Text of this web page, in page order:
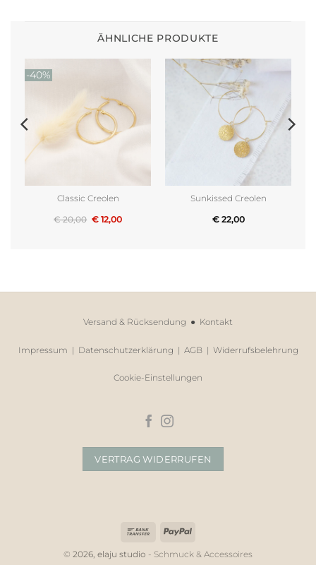
ÄHNLICHE PRODUKTE
-40%
Classic Creolen
€20,00 Ursprünglicher
Preis
€12,00Aktueller
Sunkissed Creolen
€22,00
Versand & Rücksendung ● Kontakt
Impressum | Datenschutzerklärung | AGB | Widerrufsbelehrung
Cookie-Einstellungen
VERTRAG WIDERRUFEN
Bank
PayPal
© 2026, elaju studio - Schmuck & Accessoires